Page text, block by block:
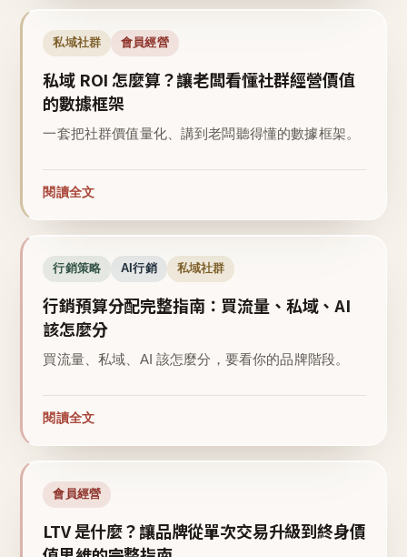
私域社群 會員經營
私域 ROI 怎麼算？讓老闆看懂社群經營價值
的數據框架
一套把社群價值量化、講到老闆聽得懂的數據框架。
閱讀全文
行銷策略 AI行銷 私域社群
行銷預算分配完整指南：買流量、私域、AI
該怎麼分
買流量、私域、AI 該怎麼分，要看你的品牌階段。
閱讀全文
會員經營
LTV 是什麼？讓品牌從單次交易升級到終身價